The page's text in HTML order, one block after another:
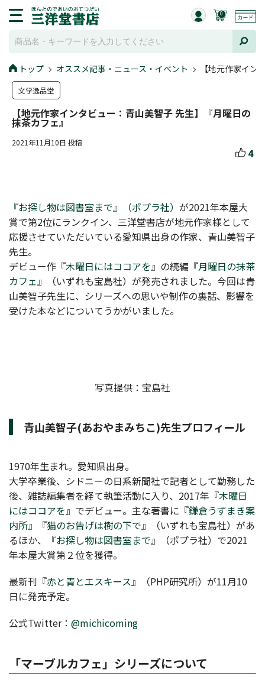
0
トップ オススメ記事・ニュース・イベント 【地元作家イ
文学逸品堂
【地元作家インタビュー：青山美智子 先生】『月曜日の
抹茶カフェ』
2021年11月10日 投稿
4
『お探し物は図書室まで』（ポプラ社） が2021年本屋大
賞で第2位にランクイン、三洋堂書店が地元作家様として
応援させていただいている愛知県出身の作家、青山美智子
先生。
デビュー作『木曜日にはココアを』の続編『月曜日の抹茶
カフェ』（いずれも宝島社）が発売されました。今回は青
山美智子先生に、シリーズへの思いや制作の裏話、影響を
受けた本などについてうかがいました。
写真提供：宝島社
青山美智子(あおやまみちこ)先生プロフィール
1970年生まれ。愛知県出身。
大学卒業後、シドニーの日系新聞社で記者として勤務した
後、雑誌編集者を経て執筆活動に入り、2017年『木曜日
にはココアを』でデビュー。主な著書に『鎌倉うずまき案
内所』『猫のお告げは樹の下で』（いずれも宝島社）があ
るほか、『お探し物は図書室まで』（ポプラ社）で2021
年本屋大賞第２位を獲得。
最新刊『赤と青とエスキース』（PHP研究所）が11月10
日に発売予定。
公式Twitter： @michicoming
「マーブルカフェ」シリーズについて